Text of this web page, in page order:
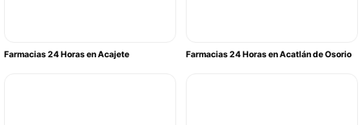
Farmacias 24 Horas en Acajete Farmacias 24 Horas en Acatlán de Osorio